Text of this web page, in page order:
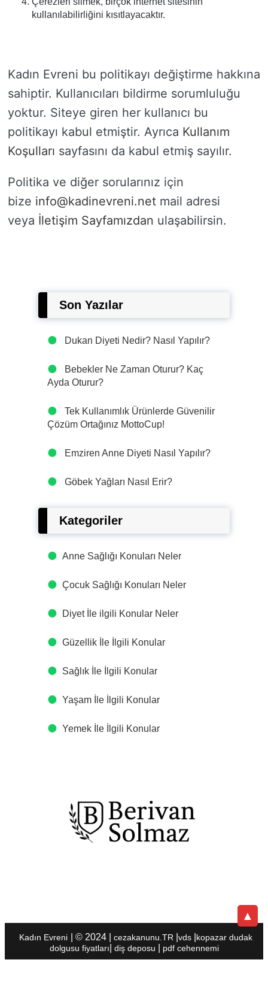
kullanılabilirliğini kısıtlayacaktır.
Kadın Evreni bu politikayı değiştirme hakkına
sahiptir. Kullanıcıları bildirme sorumluluğu
yoktur. Siteye giren her kullanıcı bu
politikayı kabul etmiştir. Ayrıca Kullanım
Koşulları sayfasını da kabul etmiş sayılır.
Politika ve diğer sorularınız için
bize info@kadinevreni.net mail adresi
veya İletişim Sayfamızdan ulaşabilirsin.
Son Yazılar
Dukan Diyeti Nedir? Nasıl Yapılır?
Bebekler Ne Zaman Oturur? Kaç
Ayda Oturur?
Tek Kullanımlık Ürünlerde Güvenilir
Çözüm Ortağınız MottoCup!
Emziren Anne Diyeti Nasıl Yapılır?
Göbek Yağları Nasıl Erir?
Kategoriler
Anne Sağlığı Konuları Neler
Çocuk Sağlığı Konuları Neler
Diyet İle ilgili Konular Neler
Güzellik İle İlgili Konular
Sağlık İle İlgili Konular
Yaşam İle İlgili Konular
Yemek İle İlgili Konular
▲
Kadın Evreni | © 2024 | cezakanunu.TR vds| kopazar dudak
dolgusu fiyatları diş deposu pdf cehennemi